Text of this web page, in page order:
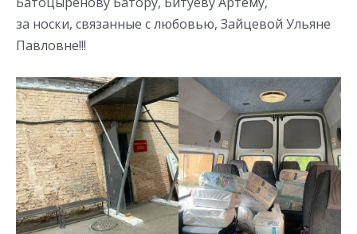
за носки, связанные с любовью, Зайцевой Ульяне
Павловне!!!